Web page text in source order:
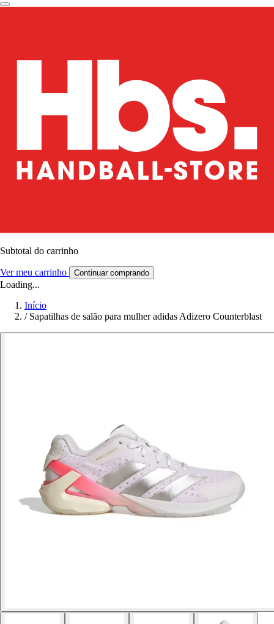
Subtotal do carrinho
Ver meu carrinho Continuar comprando
Loading...
Início
/ Sapatilhas de salão para mulher adidas Adizero Counterblast